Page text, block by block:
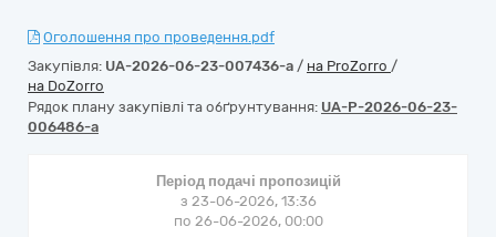
Оголошення про проведення.pdf
Закупівля: UA-2026-06-23-007436-a / на ProZorro /
на DoZorro
Рядок плану закупівлі та обґрунтування: UA-P-2026-06-23-
006486-a
Період подачі пропозицій
з 23-06-2026, 13:36
по 26-06-2026, 00:00